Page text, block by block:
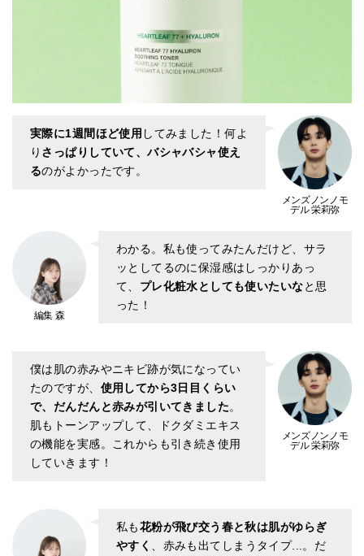
メンズノンノモ
デル 栄莉弥
実際に1週間ほど使用 してみました！何よ
り さっぱりしていて、バシャバシャ使え
るのがよかったです。
編集 森
わかる。私も使ってみたんだけど、サラ
ッとしてるのに保湿感はしっかりあっ
て、 プレ化粧水としても使いたいなと思
った！
メンズノンノモ
デル 栄莉弥
僕は肌の赤みやニキビ跡が気になってい
たのですが、 使用してから3日目くらい
で、だんだんと赤みが引いてきました。
肌もトーンアップして、ドクダミエキス
の機能を実感。これからも引き続き使用
していきます！
私も花粉が飛び交う春と秋は肌がゆらぎ
やすく
、赤みも出てしまうタイプ...。だ